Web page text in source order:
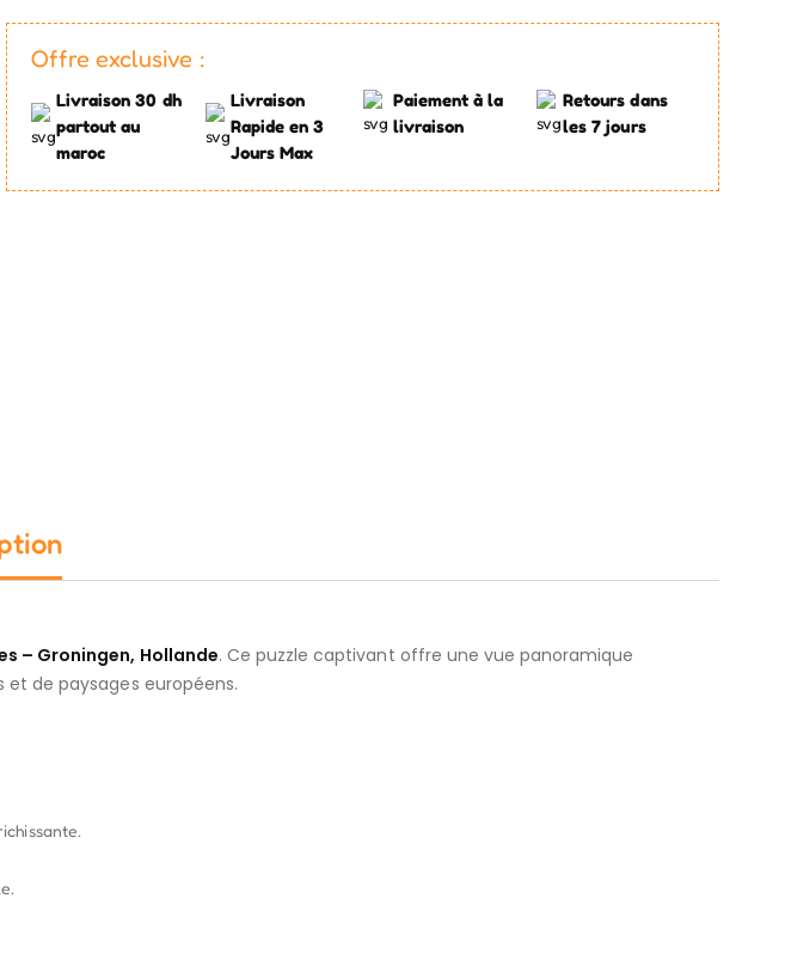
Offre exclusive :
Livraison 30 dh
partout au
maroc
Livraison
Rapide en 3
Jours Max
Paiement à la
livraison
Retours dans
les 7 jours
– Groningen, Hollande. Ce puzzle captivant offre une vue panoramique
de paysages européens.